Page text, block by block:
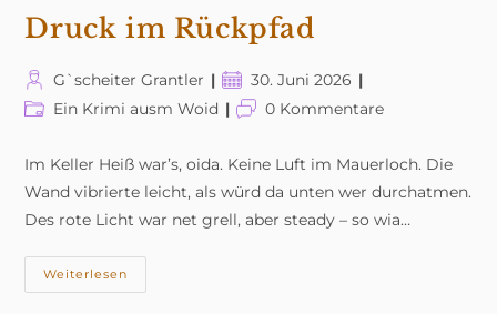
Druck im Rückpfad
Beitrags-
Autor:
G`scheiter Grantler
Beitrag
veröffentlicht:
30. Juni 2026
Beitrags-
Ein Krimi ausm Woid
Beitrags-
0 Kommentare
Im Keller Heiß war’s, oida. Keine Luft im Mauerloch. Die
Wand vibrierte leicht, als würd da unten wer durchatmen.
Des rote Licht war net grell, aber steady – so wia…
Weiterlesen
Im